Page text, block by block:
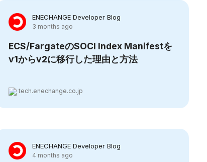
ENECHANGE Developer Blog
3 months ago
ECS/FargateのSOCI Index Manifestを
v1からv2に移行した理由と方法
tech.enechange.co.jp
ENECHANGE Developer Blog
4 months ago